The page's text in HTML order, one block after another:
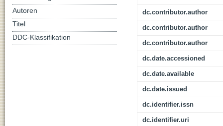
dc.contributor.author
dc.contributor.author
dc.contributor.author
dc.date.accessioned
dc.date.available
dc.date.issued
dc.identifier.issn
dc.identifier.uri
Autoren
Titel
DDC-Klassifikation